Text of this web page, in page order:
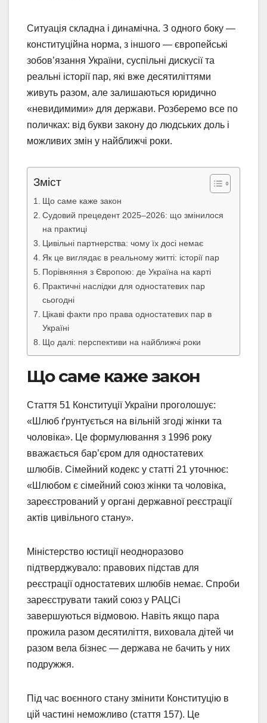
Ситуація складна і динамічна. З одного боку —
конституційна норма, з іншого — європейські
зобов’язання України, суспільні дискусії та
реальні історії пар, які вже десятиліттями
живуть разом, але залишаються юридично
«невидимими» для держави. Розберемо все по
поличках: від букви закону до людських доль і
можливих змін у найближчі роки.
Зміст
Що саме каже закон
Судовий прецедент 2025–2026: що змінилося
на практиці
Цивільні партнерства: чому їх досі немає
Як це виглядає в реальному житті: історії пар
Порівняння з Європою: де Україна на карті
Практичні наслідки для одностатевих пар
сьогодні
Цікаві факти про права одностатевих пар в
Україні
Що далі: перспективи на найближчі роки
Що саме каже закон
Стаття 51 Конституції України проголошує:
«Шлюб ґрунтується на вільній згоді жінки та
чоловіка». Це формулювання з 1996 року
вважається бар’єром для одностатевих
шлюбів. Сімейний кодекс у статті 21 уточнює:
«Шлюбом є сімейний союз жінки та чоловіка,
зареєстрований у органі державної реєстрації
актів цивільного стану».
Міністерство юстиції неодноразово
підтверджувало: правових підстав для
реєстрації одностатевих шлюбів немає. Спроби
зареєструвати такий союз у РАЦСі
завершуються відмовою. Навіть якщо пара
прожила разом десятиліття, виховала дітей чи
разом вела бізнес — держава не бачить у них
подружжя.
Під час воєнного стану змінити Конституцію в
цій частині неможливо (стаття 157). Це